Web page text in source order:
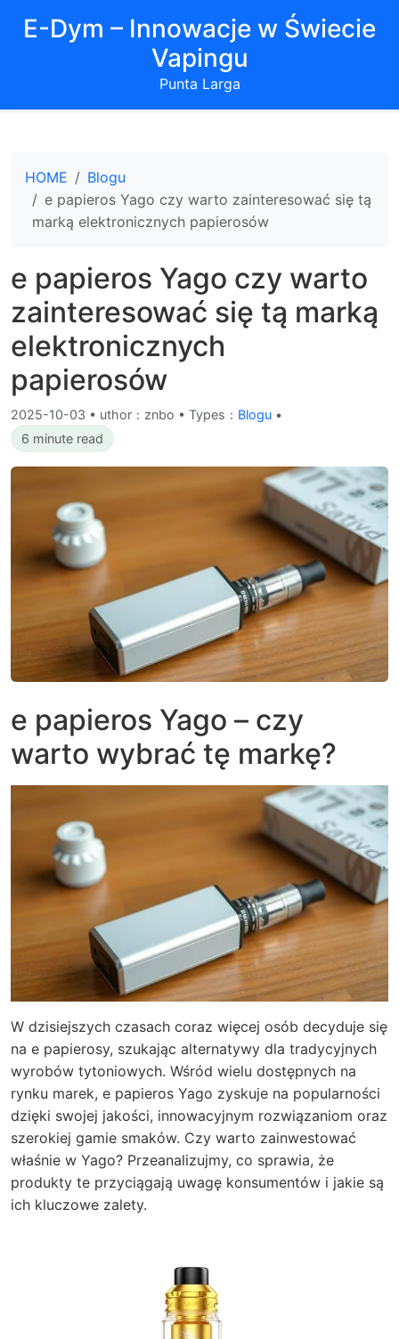
E-Dym – Innowacje w Świecie
Vapingu
Punta Larga
HOME
Blogu
e papieros Yago czy warto zainteresować się tą
marką elektronicznych papierosów
e papieros Yago czy warto
zainteresować się tą marką
elektronicznych
papierosów
2025-10-03 • uthor：znbo • Types： Blogu •
6 minute read
e papieros Yago – czy
warto wybrać tę markę?
W dzisiejszych czasach coraz więcej osób decyduje się
na e papierosy, szukając alternatywy dla tradycyjnych
wyrobów tytoniowych. Wśród wielu dostępnych na
rynku marek, e papieros Yago zyskuje na popularności
dzięki swojej jakości, innowacyjnym rozwiązaniom oraz
szerokiej gamie smaków. Czy warto zainwestować
właśnie w Yago? Przeanalizujmy, co sprawia, że
produkty te przyciągają uwagę konsumentów i jakie są
ich kluczowe zalety.